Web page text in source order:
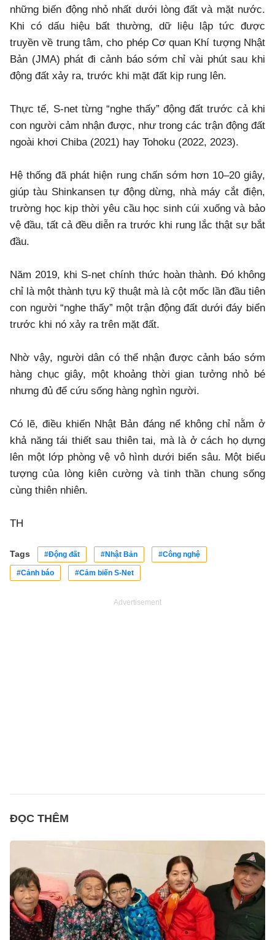
những biến động nhỏ nhất dưới lòng đất và mặt nước.
Khi có dấu hiệu bất thường, dữ liệu lập tức được
truyền về trung tâm, cho phép Cơ quan Khí tượng Nhật
Bản (JMA) phát đi cảnh báo sớm chỉ vài phút sau khi
động đất xảy ra, trước khi mặt đất kịp rung lên.
Thực tế, S-net từng “nghe thấy” động đất trước cả khi
con người cảm nhận được, như trong các trận động đất
ngoài khơi Chiba (2021) hay Tohoku (2022, 2023).
Hệ thống đã phát hiện rung chấn sớm hơn 10–20 giây,
giúp tàu Shinkansen tự động dừng, nhà máy cắt điện,
trường học kịp thời yêu cầu học sinh cúi xuống và bảo
vệ đầu, tất cả đều diễn ra trước khi rung lắc thật sự bắt
đầu.
Năm 2019, khi S-net chính thức hoàn thành. Đó không
chỉ là một thành tựu kỹ thuật mà là cột mốc lần đầu tiên
con người “nghe thấy” một trận động đất dưới đáy biển
trước khi nó xảy ra trên mặt đất.
Nhờ vậy, người dân có thể nhận được cảnh báo sớm
hàng chục giây, một khoảng thời gian tưởng nhỏ bé
nhưng đủ để cứu sống hàng nghìn người.
Có lẽ, điều khiến Nhật Bản đáng nể không chỉ nằm ở
khả năng tái thiết sau thiên tai, mà là ở cách họ dựng
lên một lớp phòng vệ vô hình dưới biển sâu. Một biểu
tượng của lòng kiên cường và tinh thần chung sống
cùng thiên nhiên.
TH
Tags #Động đất #Nhật Bản #Công nghệ
#Cảnh báo #Cảm biến S-Net
Advertisement
ĐỌC THÊM